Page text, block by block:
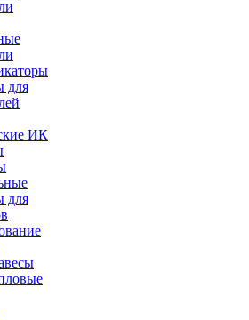
для
ИК
для